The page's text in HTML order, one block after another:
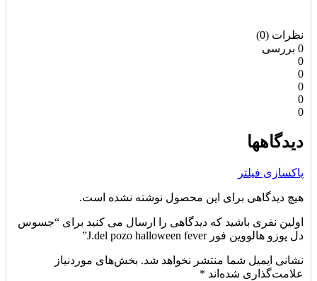
نظرات (0)
0 بررسی
0
0
0
0
0
دیدگاهها
پاکسازی فیلتر
هیچ دیدگاهی برای این محصول نوشته نشده است.
اولین نفری باشید که دیدگاهی را ارسال می کنید برای “جسوس
دل پوزو هالووین فور J.del pozo halloween fever”
نشانی ایمیل شما منتشر نخواهد شد. بخش‌های موردنیاز
علامت‌گذاری شده‌اند *